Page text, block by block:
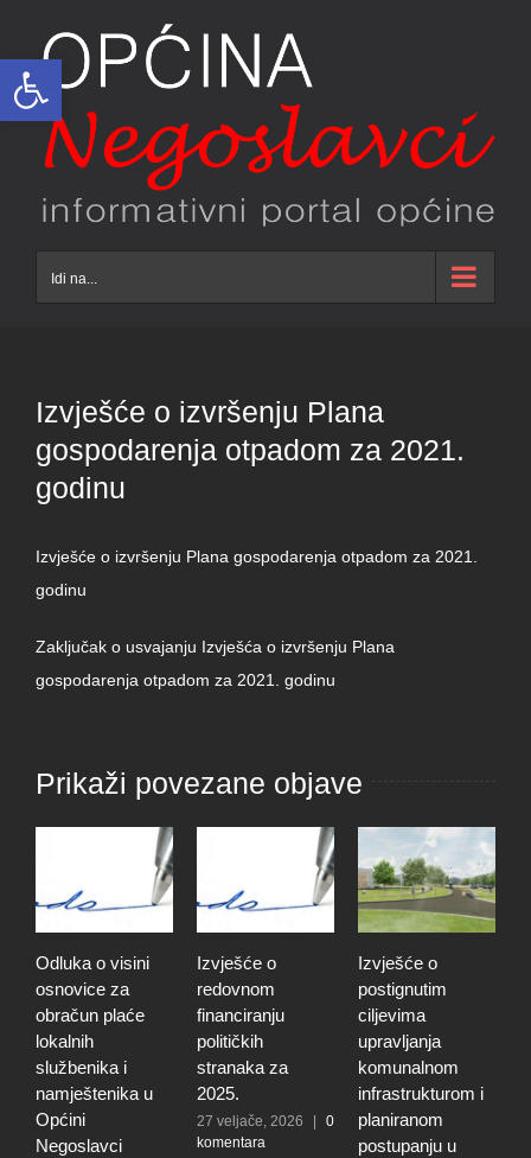
Open toolbar
content
Idi na...
Izvješće o izvršenju Plana
gospodarenja otpadom za 2021.
godinu
Izvješće o izvršenju Plana gospodarenja otpadom za 2021.
godinu
Zaključak o usvajanju Izvješća o izvršenju Plana
gospodarenja otpadom za 2021. godinu
Prikaži povezane objave
Odluka o visini
osnovice za
obračun plaće
lokalnih
službenika i
namještenika u
Općini
Negoslavci
Izvješće o
redovnom
financiranju
političkih
stranaka za
2025.
27 veljače, 2026
0
komentara
Izvješće o
postignutim
ciljevima
upravljanja
komunalnom
infrastrukturom i
planiranom
postupanju u